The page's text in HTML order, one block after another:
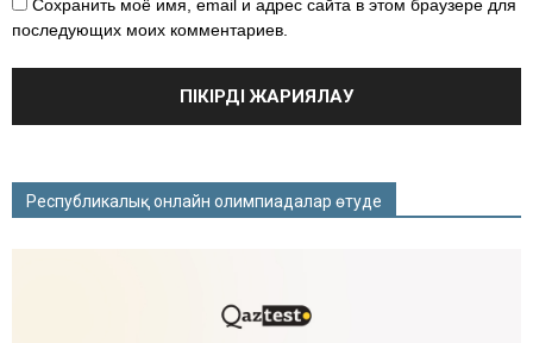
Сохранить моё имя, email и адрес сайта в этом браузере для
последующих моих комментариев.
Республикалық онлайн олимпиадалар өтуде